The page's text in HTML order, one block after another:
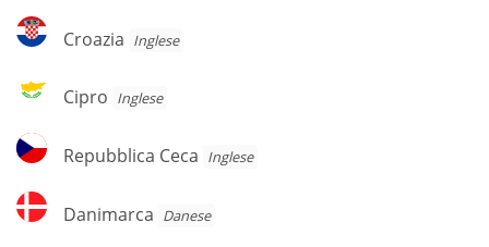
Croazia
Croazia Inglese
Cipro
Cipro Inglese
Repubblica
Ceca
Repubblica Ceca Inglese
Danimarca
Danimarca Danese